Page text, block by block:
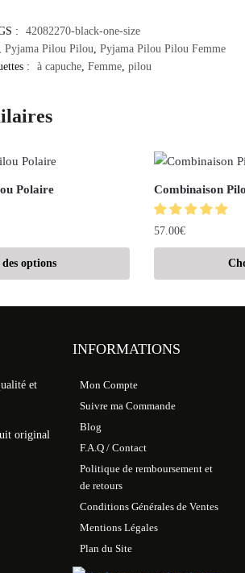
:
42082270-black-one-size
Pyjama Pilou Pilou Pyjama Pilou Pilou Femme
:
à capuche, Femme, pilou
Polaire
options
Combinaison
57.00€
et
original
INFORMATIONS
Mon Compte
Suivre ma Commande
Blog
F.A.Q / Contact
Politique de remboursement et
de retours
Conditions Générales de Ventes
Mentions Légales
Plan du Site